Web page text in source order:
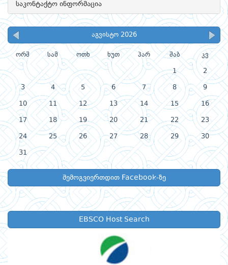
საკონტაქტო ინფორმაცია
აგვისტო 2026
ორშ სამ ოთხ ხუთ პარ შაბ კვ
1 2
3 4 5 6 7 8 9
10 11 12 13 14 15 16
17 18 19 20 21 22 23
24 25 26 27 28 29 30
31
შემოგვიერთდით Facebook-ზე
EBSCO Host Search